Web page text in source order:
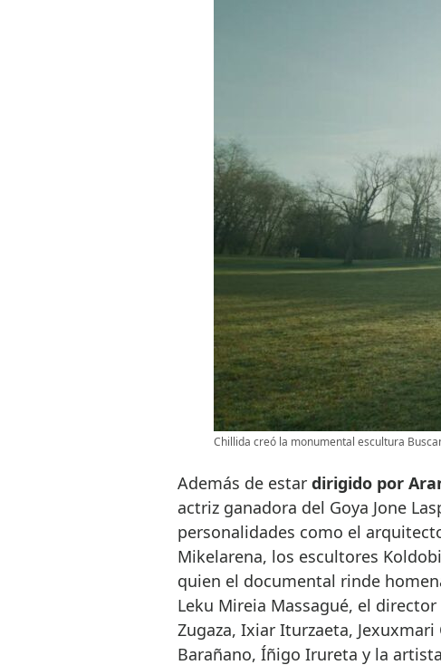
Chillida creó la monumental escultura
Además de estar dirigido por
actriz ganadora del Goya Jone
personalidades como el
Mikelarena, los escultores
quien el documental rinde
Leku Mireia Massagué, el
Zugaza, Ixiar Iturzaeta,
Barañano, Íñigo Irureta y la